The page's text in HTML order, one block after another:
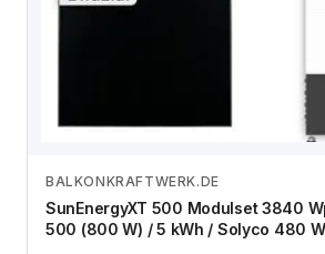
Zum Angebot
BALKONKRAFTWERK.DE
SunEnergyXT 500 Modulset 3840
500 (800 W) / 5 kWh / Solyco 480